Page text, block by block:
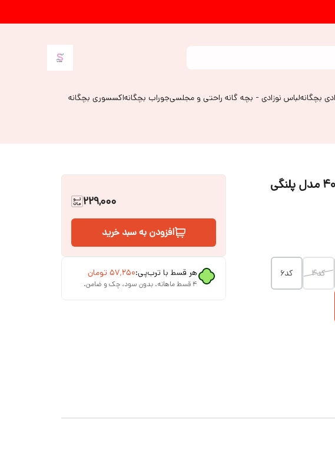
بچگانهلباس نوزادی - بچه گانه راحتی و مجلسیجوراب بچگانهاکسسوری بچگانه
عینک آفتابی دخترانه یوی ۴۰۰ مدل پلنگی
کد۴ کد۶
229,000
افزودن به سبد خرید
هر قسط با ترب‌پی:۵۷٬۲۵۰ تومان
۴ قسط ماهانه. بدون سود، چک و ضامن.